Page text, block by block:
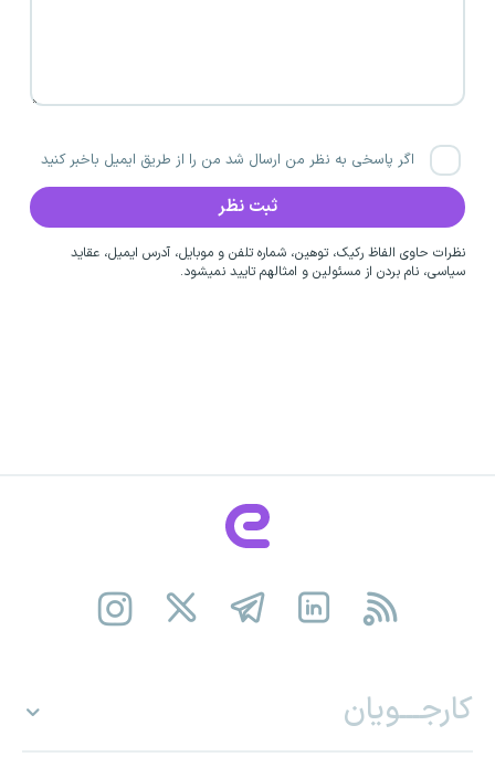
اگر پاسخی به نظر من ارسال شد من را از طریق ایمیل باخبر کنید
نظرات حاوی الفاظ رکیک، توهین، شماره تلفن و موبایل، آدرس ایمیل، عقاید
سیاسی، نام بردن از مسئولین و امثالهم تایید نمیشود.
کارجـــویان